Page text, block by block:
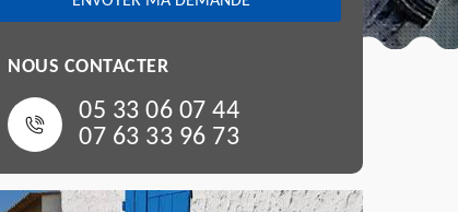
NOUS CONTACTER
05 33 06 07 44
07 63 33 96 73